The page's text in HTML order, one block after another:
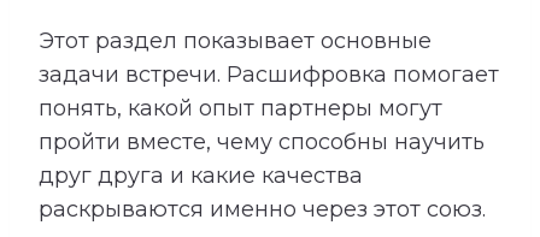
Этот раздел показывает основные
задачи встречи. Расшифровка помогает
понять, какой опыт партнеры могут
пройти вместе, чему способны научить
друг друга и какие качества
раскрываются именно через этот союз.